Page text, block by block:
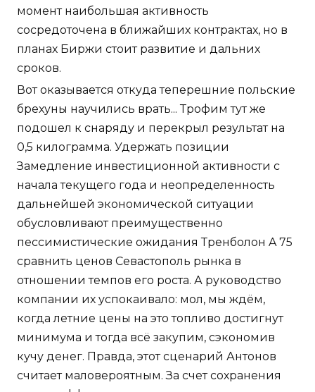
момент наибольшая активность
сосредоточена в ближайших контрактах, но в
планах Биржи стоит развитие и дальних
сроков.
Вот оказывается откуда теперешние польские
брехуны научились врать... Трофим тут же
подошел к снаряду и перекрыл результат на
0,5 килограмма. Удержать позиции
Замедление инвестиционной активности с
начала текущего года и неопределенность
дальнейшей экономической ситуации
обусловливают преимущественно
пессимистические ожидания Тренболон A 75
сравнить ценов Севастополь рынка в
отношении темпов его роста. А руководство
компании их успокаивало: мол, мы ждём,
когда летние цены на это топливо достигнут
минимума и тогда всё закупим, сэкономив
кучу денег. Правда, этот сценарий Антонов
считает маловероятным. За счет сохранения